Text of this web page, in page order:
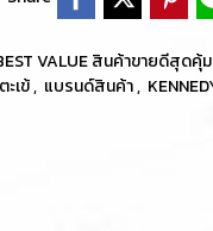
VALUE สินค้าขายดีสุดคุ้ม
เข้, แบรนด์สินค้า,